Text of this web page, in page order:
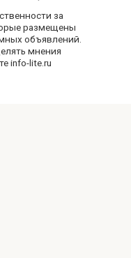
за
размещены
объявлений.
мнения
info-lite.ru